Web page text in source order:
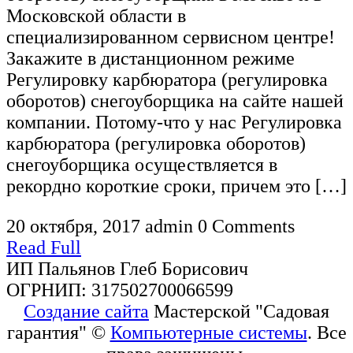
Московской области в
специализированном сервисном центре!
Закажите в дистанционном режиме
Регулировку карбюратора (регулировка
оборотов) снегоуборщика на сайте нашей
компании. Потому-что у нас Регулировка
карбюратора (регулировка оборотов)
снегоуборщика осуществляется в
рекордно короткие сроки, причем это […]
20 октября, 2017 admin 0 Comments
Read Full
ИП Пальянов Глеб Борисович
ОГРНИП: 317502700066599
Создание сайта Мастерской "Садовая
гарантия" © Компьютерные системы. Все